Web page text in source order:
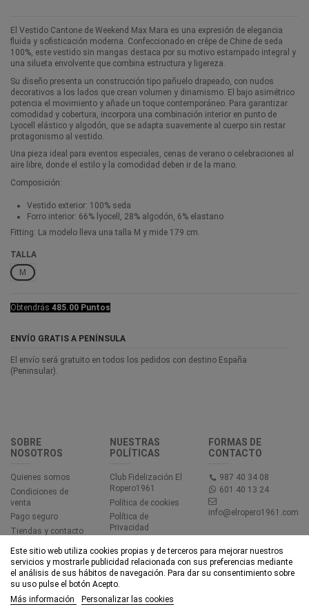
El Vestido Cantone de Weekend Max Mara es una expresión de elegancia
fluida y sofisticación moderna. Confeccionado en crêpe de Chine de seda
100%, este vestido sin mangas destaca por su motivo estampado integral y
una silueta envolvente que combina estructura y ligereza.
Su diseño presenta un construcción tipo pañuelo drapeado, con nudos
decorativos a los lados que crean volumen y dinamismo. El bajo asimétrico
potencia el movimiento y añade un toque contemporáneo. Para garantizar
comodidad y cobertura, incorpora una combinación interior en punto de
Lyocell elástico y algodón, que se adapta suavemente al cuerpo sin restar
protagonismo al vestido.
Una pieza ideal para eventos especiales, cenas de verano o celebraciones al
aire libre, donde el estilo y la comodidad deben ir de la mano.
Composición:
Vestido exterior: 100% seda
Forro interior: 66% lyocell, 28% algodón, 6% elastano
Fitting: La modelo lleva una talla M y mide 179 cm.
TALLA
M
Obtendrás 485.00 Puntos
ENVÍO GRATIS A PENÍNSULA
El envío será gratuito en todos los pedidos con destino España
(Peninsular).
SOBRE
NOSOTROS
Quienes somos
Condiciones de
venta
Pago seguro
Tiendas y contacto
NUESTRAS
POLÍTICAS
Club Fidelización El
Ropero1961
Política de cookies
Política de
Privacidad
Accesibilidad
FORMAS DE
CONTACTO
987 40 34 08
601 40 13 24
info@elropero1961.com
Este sitio web utiliza cookies propias y de terceros para mejorar nuestros
servicios y mostrarle publicidad relacionada con sus preferencias mediante
el análisis de sus hábitos de navegación. Para dar su consentimiento sobre
su uso pulse el botón Acepto.
Más información
Personalizar las cookies
© EL ROPERO 1961 - Todos los derechos reservados - Powered by